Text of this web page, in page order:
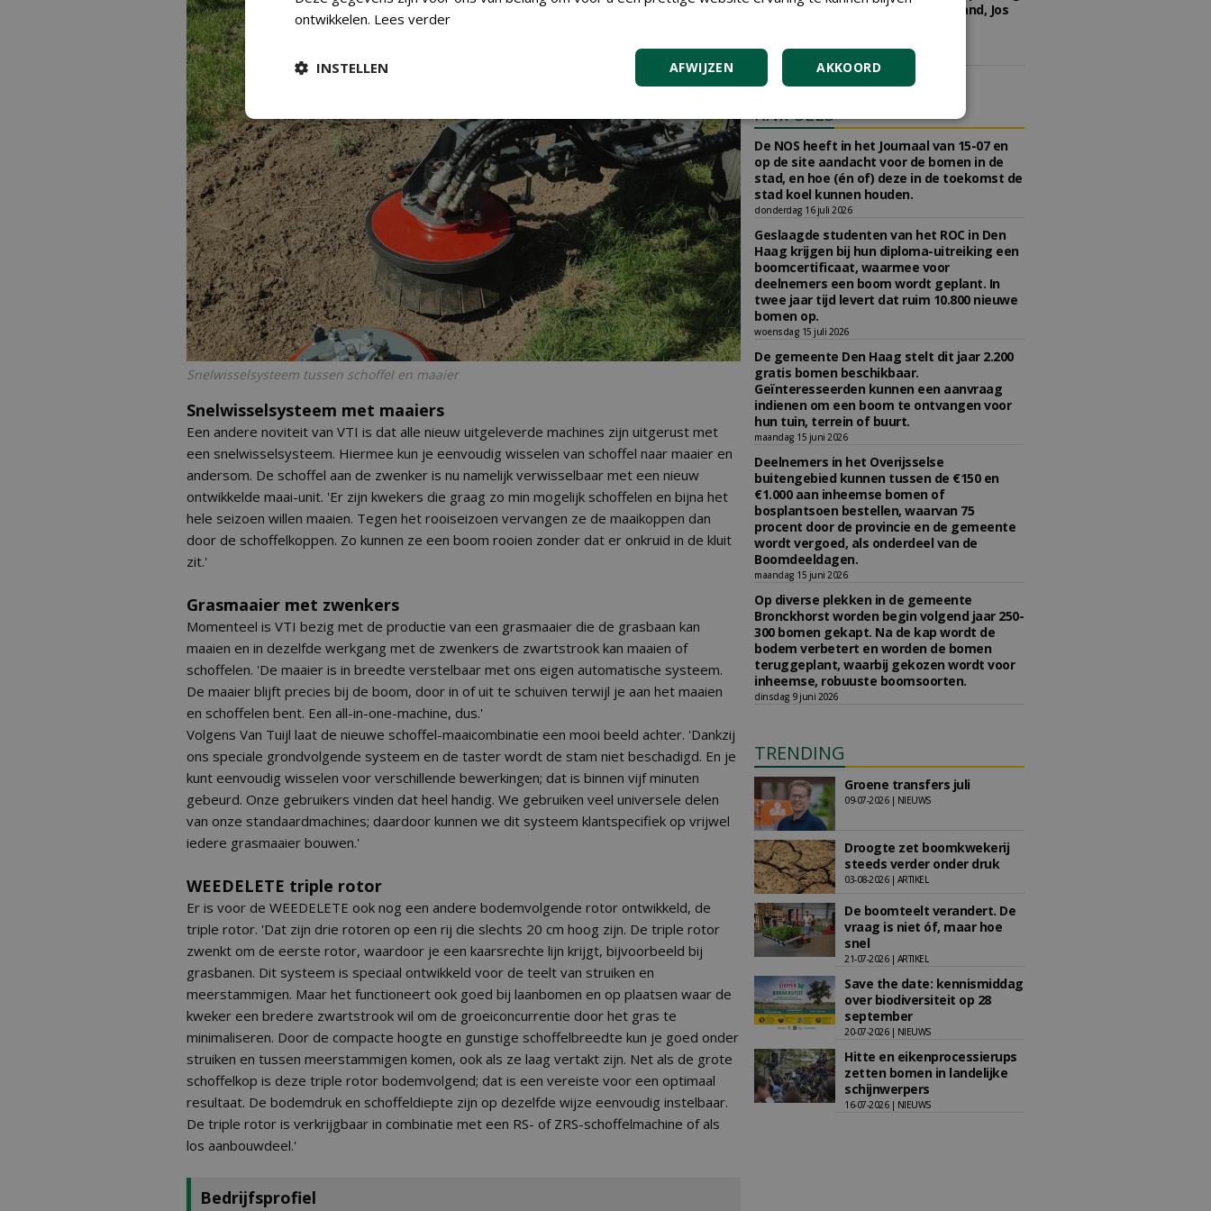
Snelwisselsysteem tussen schoffel en maaier
Snelwisselsysteem met maaiers
Een andere noviteit van VTI is dat alle nieuw uitgeleverde machines zijn uitgerust met
een snelwisselsysteem. Hiermee kun je eenvoudig wisselen van schoffel naar maaier en
andersom. De schoffel aan de zwenker is nu namelijk verwisselbaar met een nieuw
ontwikkelde maai-unit. 'Er zijn kwekers die graag zo min mogelijk schoffelen en bijna het
hele seizoen willen maaien. Tegen het rooiseizoen vervangen ze de maaikoppen dan
door de schoffelkoppen. Zo kunnen ze een boom rooien zonder dat er onkruid in de kluit
zit.'
Grasmaaier met zwenkers
Momenteel is VTI bezig met de productie van een grasmaaier die de grasbaan kan
maaien en in dezelfde werkgang met de zwenkers de zwartstrook kan maaien of
schoffelen. 'De maaier is in breedte verstelbaar met ons eigen automatische systeem.
De maaier blijft precies bij de boom, door in of uit te schuiven terwijl je aan het maaien
en schoffelen bent. Een all-in-one-machine, dus.'
Volgens Van Tuijl laat de nieuwe schoffel-maaicombinatie een mooi beeld achter. 'Dankzij
ons speciale grondvolgende systeem en de taster wordt de stam niet beschadigd. En je
kunt eenvoudig wisselen voor verschillende bewerkingen; dat is binnen vijf minuten
gebeurd. Onze gebruikers vinden dat heel handig. We gebruiken veel universele delen
van onze standaardmachines; daardoor kunnen we dit systeem klantspecifiek op vrijwel
iedere grasmaaier bouwen.'
WEEDELETE triple rotor
Er is voor de WEEDELETE ook nog een andere bodemvolgende rotor ontwikkeld, de
triple rotor. 'Dat zijn drie rotoren op een rij die slechts 20 cm hoog zijn. De triple rotor
zwenkt om de eerste rotor, waardoor je een kaarsrechte lijn krijgt, bijvoorbeeld bij
grasbanen. Dit systeem is speciaal ontwikkeld voor de teelt van struiken en
meerstammigen. Maar het functioneert ook goed bij laanbomen en op plaatsen waar de
kweker een bredere zwartstrook wil om de groeiconcurrentie door het gras te
minimaliseren. Door de compacte hoogte en gunstige schoffelbreedte kun je goed onder
struiken en tussen meerstammigen komen, ook als ze laag vertakt zijn. Net als de grote
schoffelkop is deze triple rotor bodemvolgend; dat is een vereiste voor een optimaal
resultaat. De bodemdruk en schoffeldiepte zijn op dezelfde wijze eenvoudig instelbaar.
De triple rotor is verkrijgbaar in combinatie met een RS- of ZRS-schoffelmachine of als
los aanbouwdeel.'
Bedrijfsprofiel
aan Boomkwekerij Ebben, JUB Holland, Jos
donderdag 25 juni 2026
KNIPSELS
De NOS heeft in het Journaal van 15-07 en
op de site aandacht voor de bomen in de
stad, en hoe (én of) deze in de toekomst de
stad koel kunnen houden.
donderdag 16 juli 2026
Geslaagde studenten van het ROC in Den
Haag krijgen bij hun diploma-uitreiking een
boomcertificaat, waarmee voor
deelnemers een boom wordt geplant. In
twee jaar tijd levert dat ruim 10.800 nieuwe
bomen op.
woensdag 15 juli 2026
De gemeente Den Haag stelt dit jaar 2.200
gratis bomen beschikbaar.
Geïnteresseerden kunnen een aanvraag
indienen om een boom te ontvangen voor
hun tuin, terrein of buurt.
maandag 15 juni 2026
Deelnemers in het Overijsselse
buitengebied kunnen tussen de €150 en
€1.000 aan inheemse bomen of
bosplantsoen bestellen, waarvan 75
procent door de provincie en de gemeente
wordt vergoed, als onderdeel van de
Boomdeeldagen.
maandag 15 juni 2026
Op diverse plekken in de gemeente
Bronckhorst worden begin volgend jaar 250-
300 bomen gekapt. Na de kap wordt de
bodem verbetert en worden de bomen
teruggeplant, waarbij gekozen wordt voor
inheemse, robuuste boomsoorten.
dinsdag 9 juni 2026
TRENDING
Groene transfers juli
09-07-2026 | NIEUWS
Droogte zet boomkwekerij
steeds verder onder druk
03-08-2026 | ARTIKEL
De boomteelt verandert. De
vraag is niet óf, maar hoe
snel
21-07-2026 | ARTIKEL
Save the date: kennismiddag
over biodiversiteit op 28
september
20-07-2026 | NIEUWS
Hitte en eikenprocessierups
zetten bomen in landelijke
schijnwerpers
16-07-2026 | NIEUWS
ontwikkelen. Lees verder
AKKOORD
AFWIJZEN
INSTELLEN